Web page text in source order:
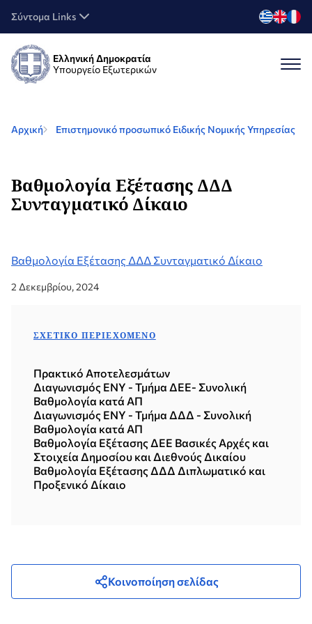
Σύντομα Links
Ελληνική Δημοκρατία
Υπουργείο Εξωτερικών
Αρχική Επιστημονικό προσωπικό Ειδικής Νομικής Υπηρεσίας
Βαθμολογία Εξέτασης ΔΔΔ
Συνταγματικό Δίκαιο
Βαθμολογία Εξέτασης ΔΔΔ Συνταγματικό Δίκαιο
2 Δεκεμβρίου, 2024
ΣΧΕΤΙΚΌ ΠΕΡΙΕΧΌΜΕΝΟ
Πρακτικό Αποτελεσμάτων
Διαγωνισμός ΕΝΥ - Τμήμα ΔΕΕ- Συνολική
Βαθμολογία κατά ΑΠ
Διαγωνισμός ΕΝΥ - Τμήμα ΔΔΔ - Συνολική
Βαθμολογία κατά ΑΠ
Βαθμολογία Εξέτασης ΔΕΕ Βασικές Αρχές και
Στοιχεία Δημοσίου και Διεθνούς Δικαίου
Βαθμολογία Εξέτασης ΔΔΔ Διπλωματικό και
Προξενικό Δίκαιο
Κοινοποίηση σελίδας